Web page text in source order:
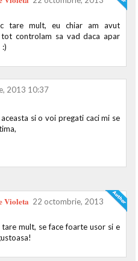
tare mult, eu chiar am avut
controlam sa vad daca apar
2013 10:37
si o voi pregati caci mi se
Violeta 22 octombrie, 2013
mult, se face foarte usor si e